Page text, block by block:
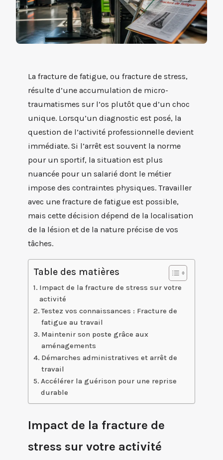
La fracture de fatigue, ou fracture de stress,
résulte d’une accumulation de micro-
traumatismes sur l’os plutôt que d’un choc
unique. Lorsqu’un diagnostic est posé, la
question de l’activité professionnelle devient
immédiate. Si l’arrêt est souvent la norme
pour un sportif, la situation est plus
nuancée pour un salarié dont le métier
impose des contraintes physiques. Travailler
avec une fracture de fatigue est possible,
mais cette décision dépend de la localisation
de la lésion et de la nature précise de vos
tâches.
Table des matières
Impact de la fracture de stress sur votre
activité
Testez vos connaissances : Fracture de
fatigue au travail
Maintenir son poste grâce aux
aménagements
Démarches administratives et arrêt de
travail
Accélérer la guérison pour une reprise
durable
Impact de la fracture de
stress sur votre activité